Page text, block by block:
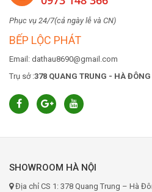
Phục vụ 24/7(cả ngày lễ và CN)
BẾP LỘC PHÁT
Email: dathau8690@gmail.com
Trụ sở :378 QUANG TRUNG - HÀ
SHOWROOM HÀ NỘI
Địa chỉ CS 1: 378 Quang Trung – Hà